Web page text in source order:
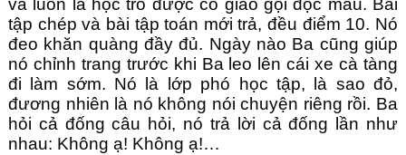
và luôn là học trò được cô giáo gọi đọc mẫu. Bài
tập chép và bài tập toán mới trả, đều điểm 10. Nó
đeo khăn quàng đầy đủ. Ngày nào Ba cũng giúp
nó chỉnh trang trước khi Ba leo lên cái xe cà tàng
đi làm sớm. Nó là lớp phó học tập, là sao đỏ,
đương nhiên là nó không nói chuyện riêng rồi. Ba
hỏi cả đống câu hỏi, nó trả lời cả đống lần như
nhau: Không ạ! Không ạ!…